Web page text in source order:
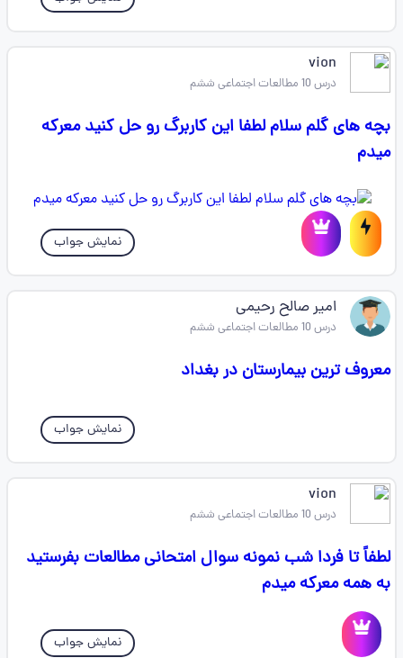
vion
درس 10 مطالعات اجتماعی ششم
بچه های گلم سلام لطفا این کاربرگ رو حل کنید معرکه
میدم
نمایش جواب
امیر صالح رحیمی
درس 10 مطالعات اجتماعی ششم
معروف ترین بیمارستان در بغداد
نمایش جواب
vion
درس 10 مطالعات اجتماعی ششم
لطفاً تا فردا شب نمونه سوال امتحانی مطالعات بفرستید
به همه معرکه میدم
نمایش جواب